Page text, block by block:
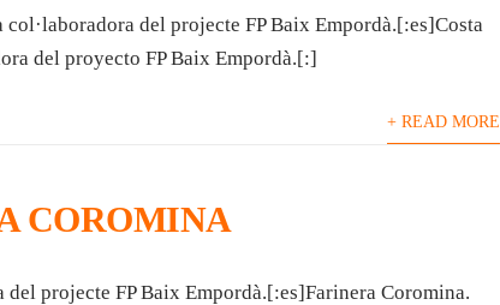
del projecte FP Baix Empordà.[:es]Costa
del proyecto FP Baix Empordà.[:]
+ READ MORE
COROMINA
projecte FP Baix Empordà.[:es]Farinera Coromina.